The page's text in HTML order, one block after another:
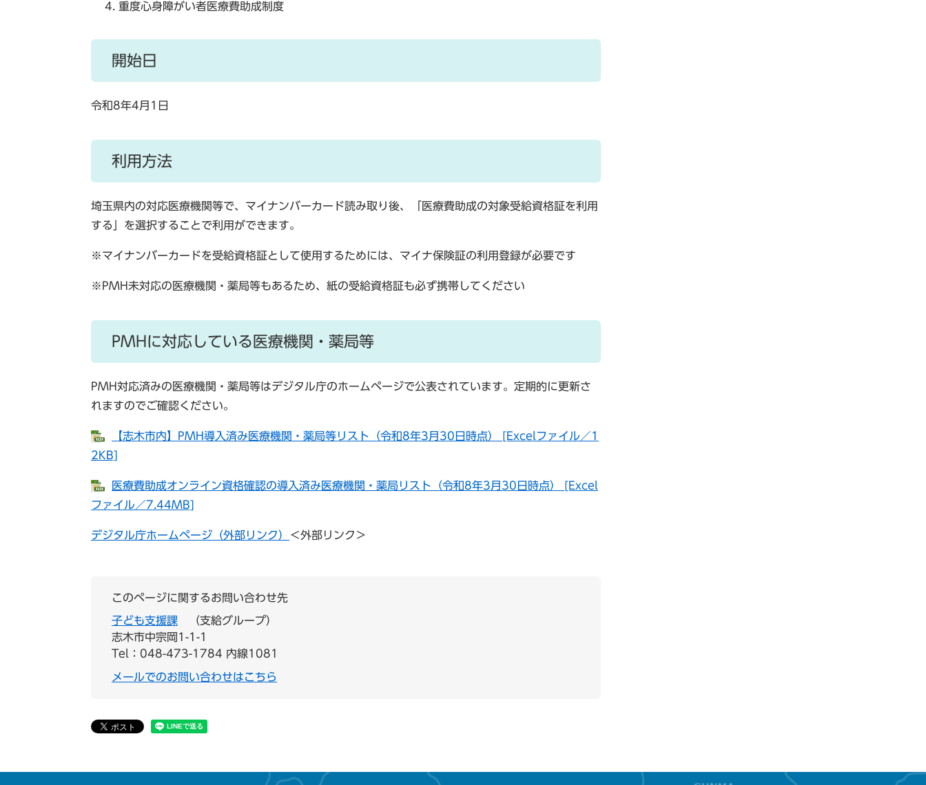
重度心身障がい者医療費助成制度
開始日
令和8年4月1日
利用方法
埼玉県内の対応医療機関等で、マイナンバーカード読み取り後、「医療費助成の対象受給資格証を利用
する」を選択することで利用ができます。
※マイナンバーカードを受給資格証として使用するためには、マイナ保険証の利用登録が必要です
※PMH未対応の医療機関・薬局等もあるため、紙の受給資格証も必ず携帯してください
PMHに対応している医療機関・薬局等
PMH対応済みの医療機関・薬局等はデジタル庁のホームページで公表されています。定期的に更新さ
れますのでご確認ください。
【志木市内】PMH導入済み医療機関・薬局等リスト（令和8年3月30日時点） [Excelファイル／1
2KB]
医療費助成オンライン資格確認の導入済み医療機関・薬局リスト（令和8年3月30日時点） [Excel
ファイル／7.44MB]
デジタル庁ホームページ（外部リンク） ＜外部リンク＞
このページに関するお問い合わせ先
子ども支援課
支給グループ
志木市中宗岡1-1-1
Tel：048-473-1784 内線1081
メールでのお問い合わせはこちら